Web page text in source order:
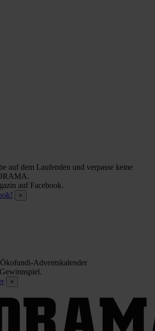
auf dem Laufenden und verpasse keine
auf Facebook.
×
Ökofundi-Adventskalender
×